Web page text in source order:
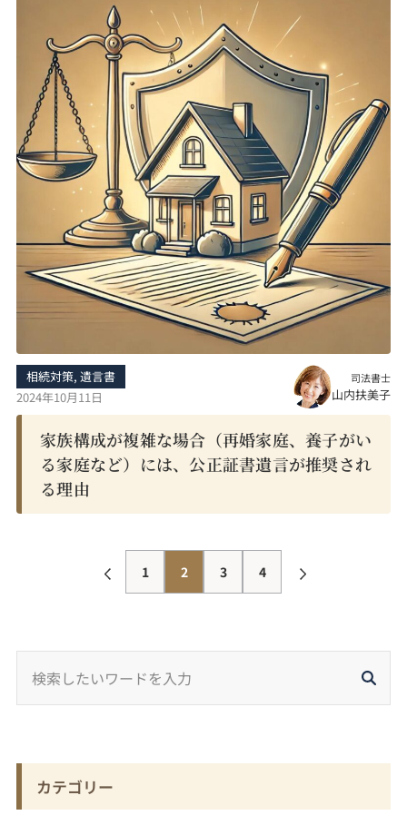
相続対策, 遺言書
2024年10月11日
司法書士
山内扶美子
家族構成が複雑な場合（再婚家庭、養子がい
る家庭など）には、公正証書遺言が推奨され
る理由
1 2 3 4
カテゴリー